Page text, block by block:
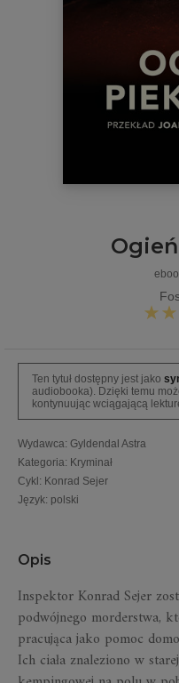
Ten tytuł dostępny jest jako
audiobooka). Dzięki temu
kontynuując wciągającą
Wydawca: Gyldendal Astra
Kategoria: Kryminał
Cykl: Konrad Sejer
Język: polski
Opis
Inspektor Konrad Sejer
podwójnego morderstwa,
pracująca jako pomoc
Ich ciała znaleziono w